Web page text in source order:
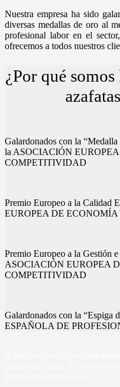
Nuestra empresa ha sido
diversas medallas de oro al
profesional labor en el
ofrecemos a todos nuestros
¿Por qué
Galardonados con la
la ASOCIACIÓN
COMPETITIVIDAD
Premio Europeo a la Calidad
EUROPEA DE
Premio Europeo a la Gestión
ASOCIACIÓN EUROPEA
COMPETITIVIDAD
Galardonados con la
ESPAÑOLA DE